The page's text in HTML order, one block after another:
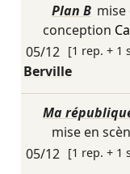
Plan B mise
conception
05/12 [1 rep. + 1
Berville
Ma
mise en
05/12 [1 rep. + 1